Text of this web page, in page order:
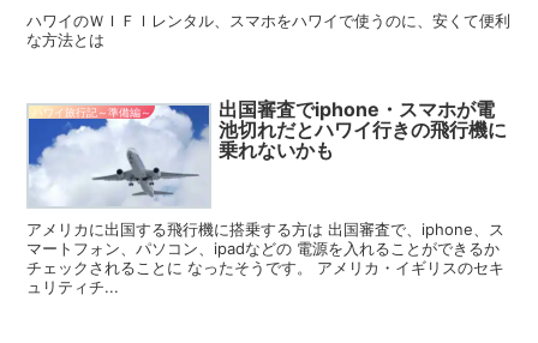
ハワイのＷＩＦＩレンタル、スマホをハワイで使うのに、安くて便利
な方法とは
ハワイ旅行記～準備編～
出国審査でiphone・スマホが電
池切れだとハワイ行きの飛行機に
乗れないかも
アメリカに出国する飛行機に搭乗する方は 出国審査で、iphone、ス
マートフォン、パソコン、ipadなどの 電源を入れることができるか
チェックされることに なったそうです。 アメリカ・イギリスのセキ
ュリティチ...